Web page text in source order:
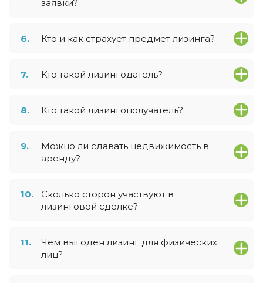
заявки?
6. Кто и как страхует предмет лизинга?
7. Кто такой лизингодатель?
8. Кто такой лизингополучатель?
9.
Можно ли сдавать недвижимость в
аренду?
10.
Сколько сторон участвуют в
лизинговой сделке?
11.
Чем выгоден лизинг для физических
лиц?